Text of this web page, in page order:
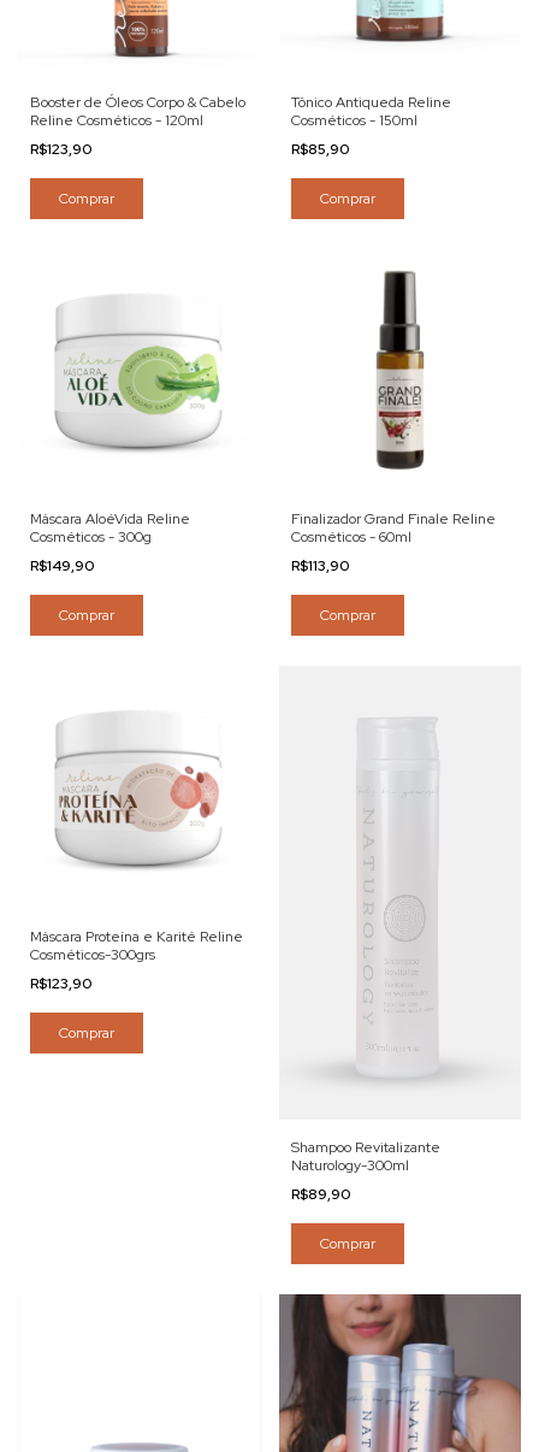
Booster de Óleos Corpo & Cabelo
Reline Cosméticos - 120ml
R$123,90
Comprar
Tônico Antiqueda Reline
Cosméticos - 150ml
R$85,90
Comprar
Máscara AloéVida Reline
Cosméticos - 300g
R$149,90
Comprar
Finalizador Grand Finale Reline
Cosméticos - 60ml
R$113,90
Comprar
Máscara Proteína e Karité Reline
Cosméticos-300grs
R$123,90
Comprar
Shampoo Revitalizante
Naturology-300ml
R$89,90
Comprar